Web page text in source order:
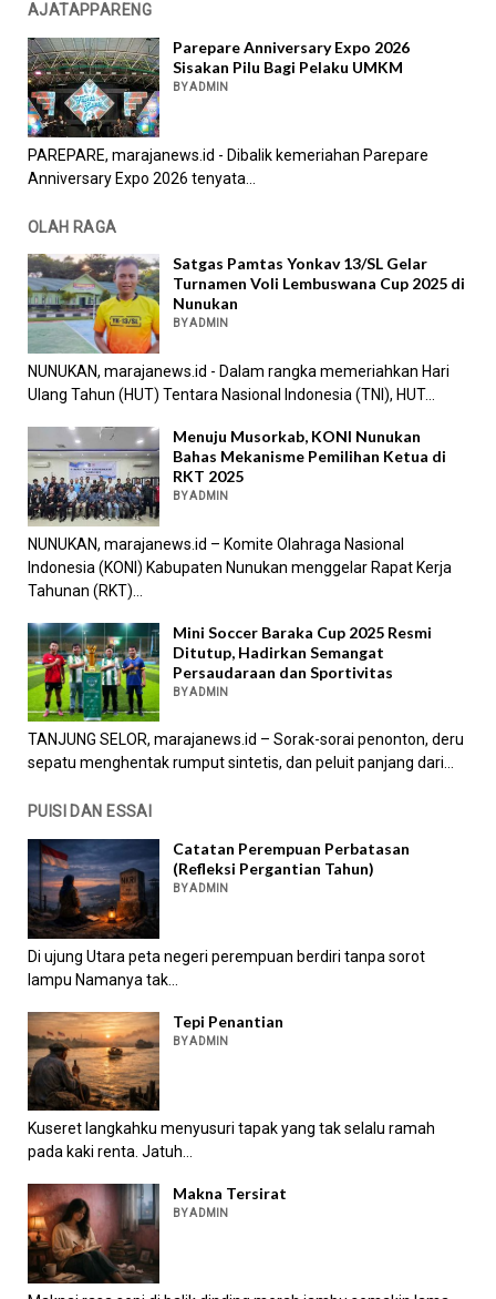
AJATAPPARENG
Parepare Anniversary Expo 2026
Sisakan Pilu Bagi Pelaku UMKM
BY ADMIN
PAREPARE, marajanews.id - Dibalik kemeriahan Parepare
Anniversary Expo 2026 tenyata...
OLAH RAGA
Satgas Pamtas Yonkav 13/SL Gelar
Turnamen Voli Lembuswana Cup 2025 di
Nunukan
BY ADMIN
NUNUKAN, marajanews.id - Dalam rangka memeriahkan Hari
Ulang Tahun (HUT) Tentara Nasional Indonesia (TNI), HUT...
Menuju Musorkab, KONI Nunukan
Bahas Mekanisme Pemilihan Ketua di
RKT 2025
BY ADMIN
NUNUKAN, marajanews.id – Komite Olahraga Nasional
Indonesia (KONI) Kabupaten Nunukan menggelar Rapat Kerja
Tahunan (RKT)...
Mini Soccer Baraka Cup 2025 Resmi
Ditutup, Hadirkan Semangat
Persaudaraan dan Sportivitas
BY ADMIN
TANJUNG SELOR, marajanews.id – Sorak-sorai penonton, deru
sepatu menghentak rumput sintetis, dan peluit panjang dari...
PUISI DAN ESSAI
Catatan Perempuan Perbatasan
(Refleksi Pergantian Tahun)
BY ADMIN
Di ujung Utara peta negeri perempuan berdiri tanpa sorot
lampu Namanya tak...
Tepi Penantian
BY ADMIN
Kuseret langkahku menyusuri tapak yang tak selalu ramah
pada kaki renta. Jatuh...
Makna Tersirat
BY ADMIN